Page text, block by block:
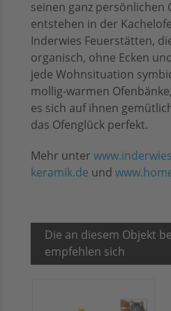
seinen ganz persönlichen
entstehen in der
Inderwies Feuerstätten,
organisch, ohne Ecken
jede Wohnsituation
mollig-warmen
es sich auf ihnen
das Ofenglück perfekt.
Mehr unter
keramik.de und
Die an diesem Objekt
empfehlen sich